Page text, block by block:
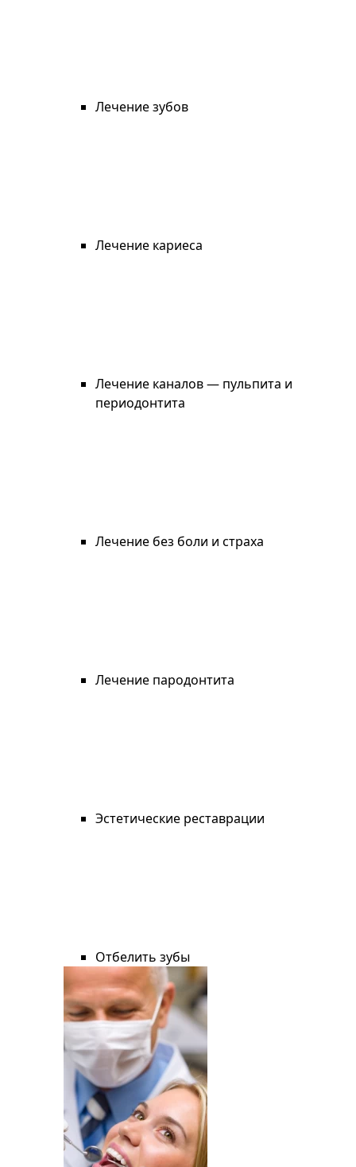
Лечение зубов
Лечение кариеса
Лечение каналов — пульпита и
периодонтита
Лечение без боли и страха
Лечение пародонтита
Эстетические реставрации
Отбелить зубы